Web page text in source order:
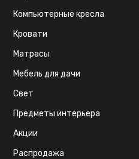
Компьютерные кресла
Кровати
Матрасы
Мебель для дачи
Свет
Предметы интерьера
Акции
Распродажа